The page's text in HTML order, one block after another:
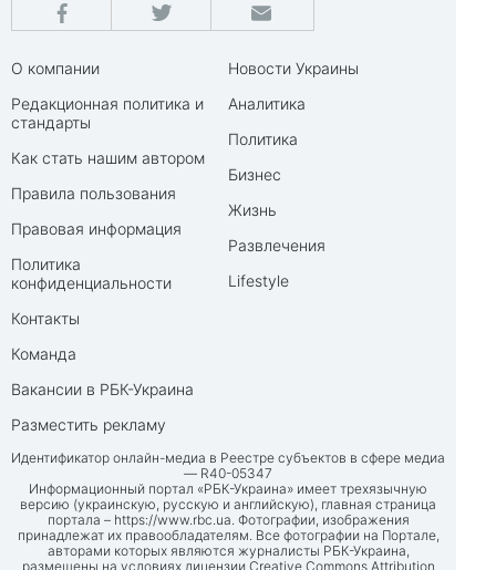
О компании
Редакционная политика и
стандарты
Как стать нашим автором
Правила пользования
Правовая информация
Политика
конфиденциальности
Контакты
Команда
Вакансии в РБК-Украина
Разместить рекламу
Новости Украины
Аналитика
Политика
Бизнес
Жизнь
Развлечения
Lifestyle
Идентификатор онлайн-медиа в Реестре субъектов в сфере медиа
— R40-05347
Информационный портал «РБК-Украина» имеет трехязычную
версию (украинскую, русскую и английскую), главная страница
портала – https://www.rbc.ua. Фотографии, изображения
принадлежат их правообладателям. Все фотографии на Портале,
авторами которых являются журналисты РБК-Украина,
размещены на условиях лицензии Creative Commons Attribution